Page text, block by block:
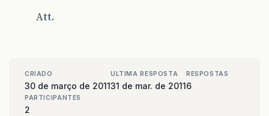
Att.
CRIADO
30 de março de 2011
ULTIMA RESPOSTA
31 de mar. de 2011
RESPOSTAS
6
PARTICIPANTES
2